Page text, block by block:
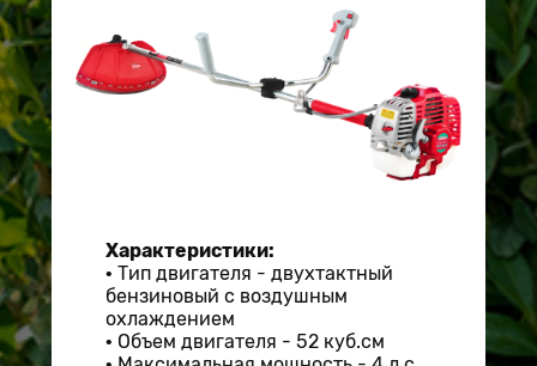
Характеристики:
Тип двигателя - двухтактный
бензиновый с воздушным
охлаждением
Объем двигателя - 52 куб.см